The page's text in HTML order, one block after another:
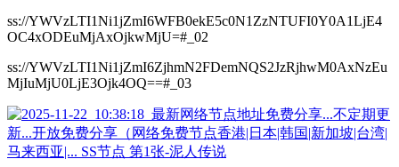
ss://YWVzLTI1Ni1jZmI6WFB0ekE5c0N1ZzNTUFI0Y0A1LjE4
OC4xODEuMjAxOjkwMjU=#_02
ss://YWVzLTI1Ni1jZmI6ZjhmN2FDemNQS2JzRjhwM0AxNzEu
MjIuMjU0LjE3Ojk4OQ==#_03